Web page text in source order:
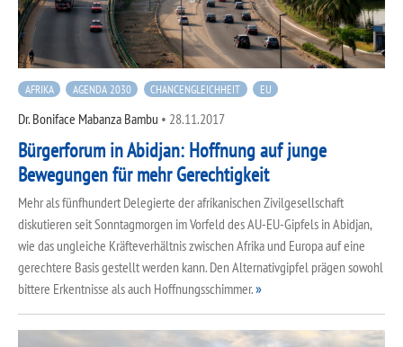
AFRIKA AGENDA 2030 CHANCENGLEICHHEIT EU
Dr. Boniface Mabanza Bambu • 28.11.2017
Bürgerforum in Abidjan: Hoffnung auf junge
Bewegungen für mehr Gerechtigkeit
Mehr als fünfhundert Delegierte der afrikanischen Zivilgesellschaft
diskutieren seit Sonntagmorgen im Vorfeld des AU-EU-Gipfels in Abidjan,
wie das ungleiche Kräfteverhältnis zwischen Afrika und Europa auf eine
gerechtere Basis gestellt werden kann. Den Alternativgipfel prägen sowohl
bittere Erkentnisse als auch Hoffnungsschimmer.